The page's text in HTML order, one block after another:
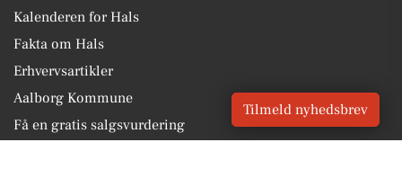
Kalenderen for Hals
Fakta om Hals
Erhvervsartikler
Aalborg Kommune
Få en gratis salgsvurdering
Tilmeld nyhedsbrev